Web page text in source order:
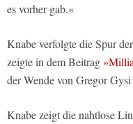
es vorher gab.«
Knabe verfolgte die Spur
zeigte in dem Beitrag
der Wende von Gregor
Knabe zeigt die nahtlose